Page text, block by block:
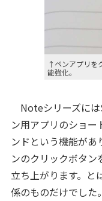
↑ペンアプリを
能強化。
Noteシリーズには
ン用アプリのショー
ンドという機能があ
ンのクリックボタン
立ち上がります。と
係のものだけでし